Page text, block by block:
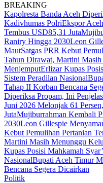
BREAKING
Kapolresta Banda Aceh
Kadivhumas PolriEkspor
Tembus USD85,31 Juta
Raniry Hingga 2030Leon
MautSatgas PRR Kebut
Tahun Dirawat, Martini
MenjemputErlizar Kupas
Sistem Peradilan Nasional
Tahap II Korban Bencana
Diperiksa Propam, Ini
Juni 2026 Melonjak 61
JutaMujiburrahman Kembali
2030Leon Gillespie
Kebut Pemulihan Pertanian
Martini Masih Menunggu
Kupas Posisi Mahkamah
NasionalBupati Aceh Timur
Bencana Segera Dicairkan
Politik